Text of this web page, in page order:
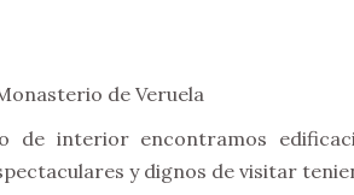
de interior encontramos
y dignos de visitar